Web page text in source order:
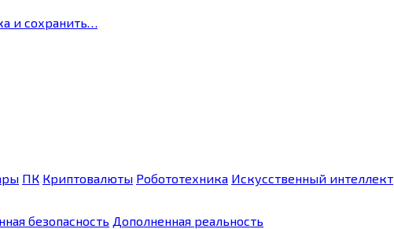
и сохранить…
ПК Криптовалюты Робототехника Искусственный интеллект
безопасность Дополненная реальность